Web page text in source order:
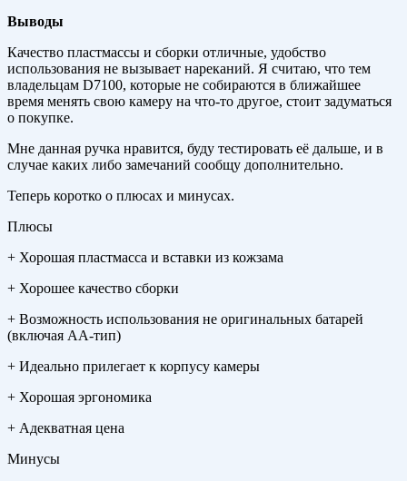
Выводы
Качество пластмассы и сборки отличные, удобство
использования не вызывает нареканий. Я считаю, что тем
владельцам D7100, которые не собираются в ближайшее
время менять свою камеру на что-то другое, стоит задуматься
о покупке.
Мне данная ручка нравится, буду тестировать её дальше, и в
случае каких либо замечаний сообщу дополнительно.
Теперь коротко о плюсах и минусах.
Плюсы
+ Хорошая пластмасса и вставки из кожзама
+ Хорошее качество сборки
+ Возможность использования не оригинальных батарей
(включая АА-тип)
+ Идеально прилегает к корпусу камеры
+ Хорошая эргономика
+ Адекватная цена
Минусы